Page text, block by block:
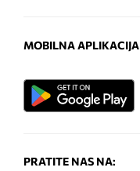
MOBILNA APLIKACIJA
PRATITE NAS NA: